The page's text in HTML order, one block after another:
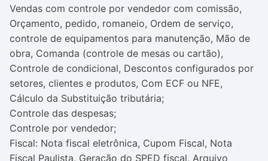
Vendas com controle por vendedor com comissão,
Orçamento, pedido, romaneio, Ordem de serviço,
controle de equipamentos para manutenção, Mão de
obra, Comanda (controle de mesas ou cartão),
Controle de condicional, Descontos configurados por
setores, clientes e produtos, Com ECF ou NFE,
Cálculo da Substituição tributária;
Controle das despesas;
Controle por vendedor;
Fiscal: Nota fiscal eletrônica, Cupom Fiscal, Nota
Fiscal Paulista, Geração do SPED fiscal, Arquivo